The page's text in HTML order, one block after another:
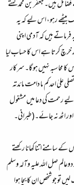
ہیں۔ جعفر بن محمد کہتے
بیٹھے رہو، اس لیے کہ یہ
ہیں کہ آدمی اپنی
کرتا ہے اس کا حساب لیا
محاسبہ نہیں ہو گا۔ سرکار
علیٰ احدکم ما دامت مائدتہ
رحمت کی دعا میں مشغول
اٹھ نہ جائے۔(طبرانی۔
سامنے اتنا کھانا رکھتے
صل اللہ علیہ وآلہ وسلم
تو جو شخص ان کا بچا ہوا